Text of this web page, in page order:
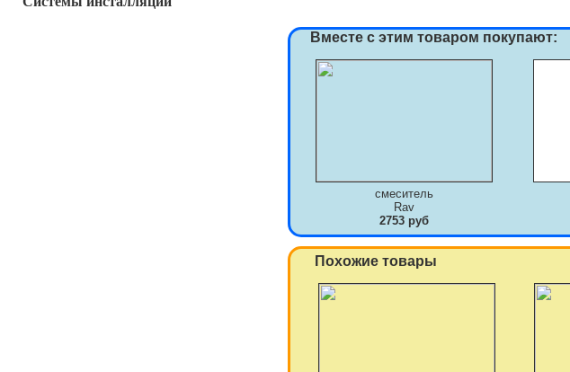
Вместе с этим товаром покупают:
смеситель
Rav
2753 руб
Похожие товары